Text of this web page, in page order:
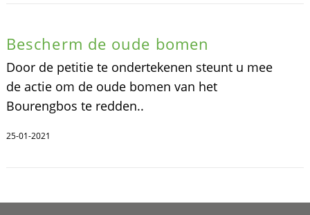
Bescherm de oude bomen
Door de petitie te ondertekenen steunt u mee
de actie om de oude bomen van het
Bourengbos te redden..
25-01-2021